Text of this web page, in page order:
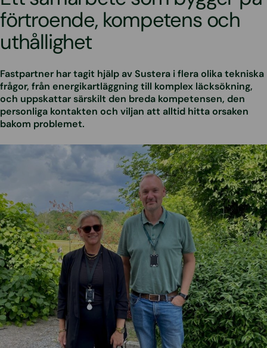
förtroende, kompetens och
uthållighet
Fastpartner har tagit hjälp av Sustera i flera olika tekniska
frågor, från energikartläggning till komplex läcksökning,
och uppskattar särskilt den breda kompetensen, den
personliga kontakten och viljan att alltid hitta orsaken
bakom problemet.